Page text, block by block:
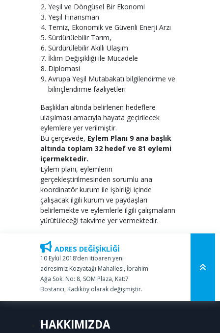
Yeşil ve Döngüsel Bir Ekonomi
Yeşil Finansman
Temiz, Ekonomik ve Güvenli Enerji Arzı
Sürdürülebilir Tarım,
Sürdürülebilir Akıllı Ulaşım
İklim Değişikliği ile Mücadele
Diplomasi
Avrupa Yeşil Mutabakatı bilgilendirme ve
bilinçlendirme faaliyetleri
Başlıkları altında belirlenen hedeflere
ulaşılması amacıyla hayata geçirilecek
eylemlere yer verilmiştir.
Bu çerçevede, Eylem Planı 9 ana başlık
altında toplam 32 hedef ve 81 eylemi
içermektedir.
Eylem planı, eylemlerin
gerçekleştirilmesinden sorumlu ana
koordinatör kurum ile işbirliği içinde
çalışacak ilgili kurum ve paydaşları
belirlemekte ve eylemlerle ilgili çalışmaların
yürütüleceği takvime yer vermektedir.
ADRES DEĞİŞİKLİĞİ
10 Eylül 2018’den itibaren yeni
adresimiz Kozyatağı Mahallesi, İbrahim
Ağa Sok. No: 8, SOM Plaza, Kat:7
Bostancı, Kadıköy olarak değişmiştir.
HAKKIMIZDA